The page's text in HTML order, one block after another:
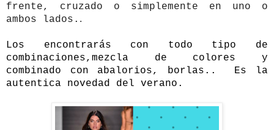
frente, cruzado o simplemente en uno o
ambos lados. .
Los encontrarás con todo tipo de
combinaciones,mezcla de colores y
combinado con abalorios, borlas.. Es la
autentica novedad del verano.